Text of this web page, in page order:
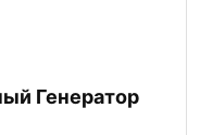
Генератор